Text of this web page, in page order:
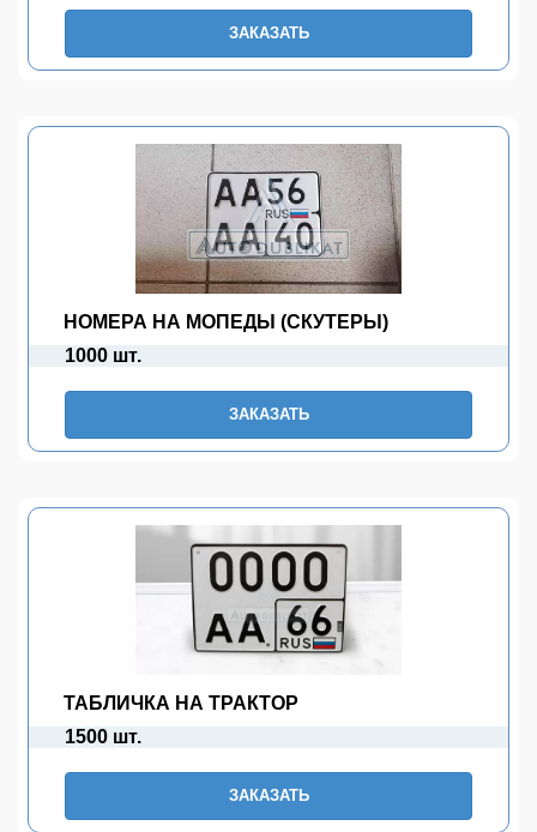
ЗАКАЗАТЬ
НОМЕРА НА МОПЕДЫ (СКУТЕРЫ)
1000 шт.
ЗАКАЗАТЬ
ТАБЛИЧКА НА ТРАКТОР
1500 шт.
ЗАКАЗАТЬ